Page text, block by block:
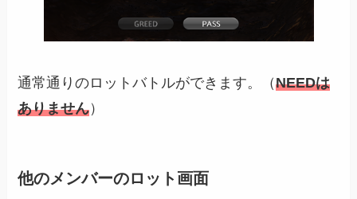
通常通りのロットバトルができます。（NEEDは
ありません）
他のメンバーのロット画面